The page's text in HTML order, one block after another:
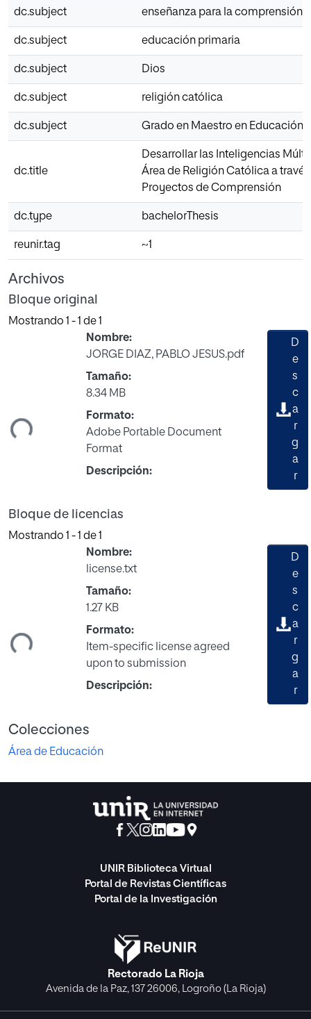
dc.subject enseñanza para la comprensión
dc.subject educación primaria
dc.subject Dios
dc.subject religión católica
dc.subject Grado en Maestro en Educación
dc.title
Desarrollar las Inteligencias
Área de Religión Católica a
Proyectos de Comprensión
dc.type bachelorThesis
reunir.tag ~1
Archivos
Bloque original
Mostrando 1 - 1 de 1
Nombre:
JORGE DIAZ, PABLO JESUS.pdf
Tamaño:
8.34 MB
Formato:
Adobe Portable Document
Format
Descripción:
D
e
s
c
a
r
g
a
r
Bloque de licencias
Mostrando 1 - 1 de 1
Nombre:
license.txt
Tamaño:
1.27 KB
Formato:
Item-specific license agreed
upon to submission
Descripción:
D
e
s
c
a
r
g
a
r
Colecciones
Área de Educación
UNIR Biblioteca Virtual
Portal de Revistas Científicas
Portal de la Investigación
Rectorado La Rioja
Avenida de la Paz, 137 26006, Logroño (La Rioja)